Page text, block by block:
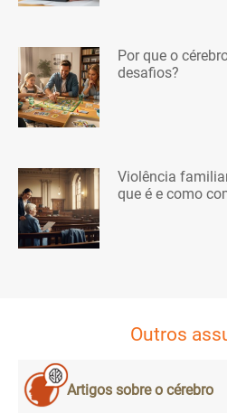
Por que o
desafios?
Violência
que é e como
Outros
Artigos sobre o cérebro